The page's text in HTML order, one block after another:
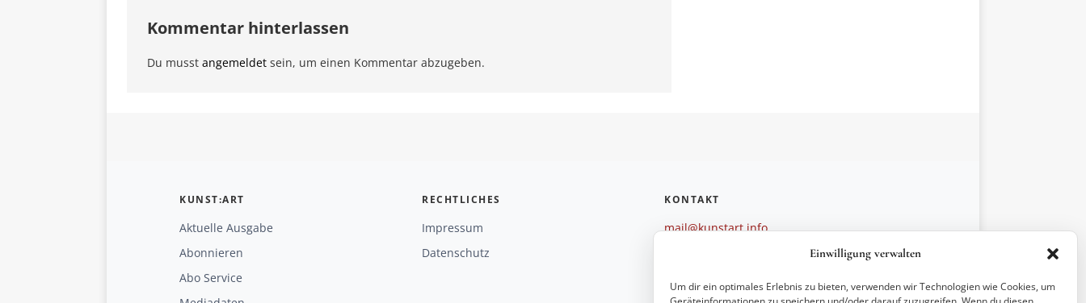
Einwilligung verwalten
Um dir ein optimales Erlebnis zu bieten, verwenden wir Technologien wie Cookies, um
Kommentar hinterlassen
Du musst angemeldet sein, um einen Kommentar abzugeben.
KUNST:ART
Aktuelle Ausgabe
Abonnieren
Abo Service
RECHTLICHES
Impressum
Datenschutz
KONTAKT
mail@kunstart.info